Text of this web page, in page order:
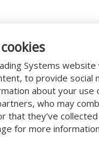
Systems
to provide social
about your use
who may
that they’ve
for more
intuitive
Konstruktion
Ladelippen,
werden.